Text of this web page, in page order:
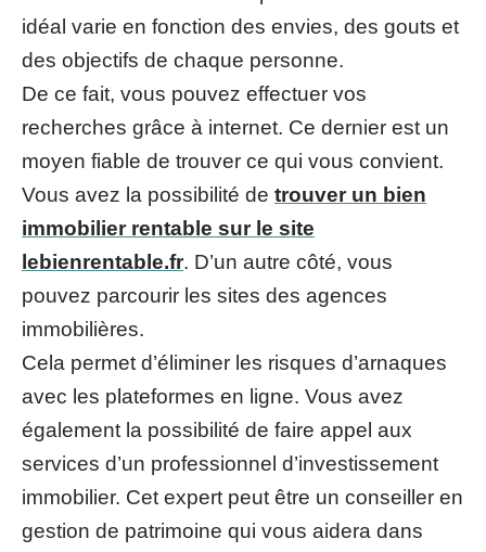
idéal varie en fonction des envies, des gouts et
des objectifs de chaque personne.
De ce fait, vous pouvez effectuer vos
recherches grâce à internet. Ce dernier est un
moyen fiable de trouver ce qui vous convient.
Vous avez la possibilité de trouver un bien
immobilier rentable sur le site
lebienrentable.fr. D’un autre côté, vous
pouvez parcourir les sites des agences
immobilières.
Cela permet d’éliminer les risques d’arnaques
avec les plateformes en ligne. Vous avez
également la possibilité de faire appel aux
services d’un professionnel d’investissement
immobilier. Cet expert peut être un conseiller en
gestion de patrimoine qui vous aidera dans